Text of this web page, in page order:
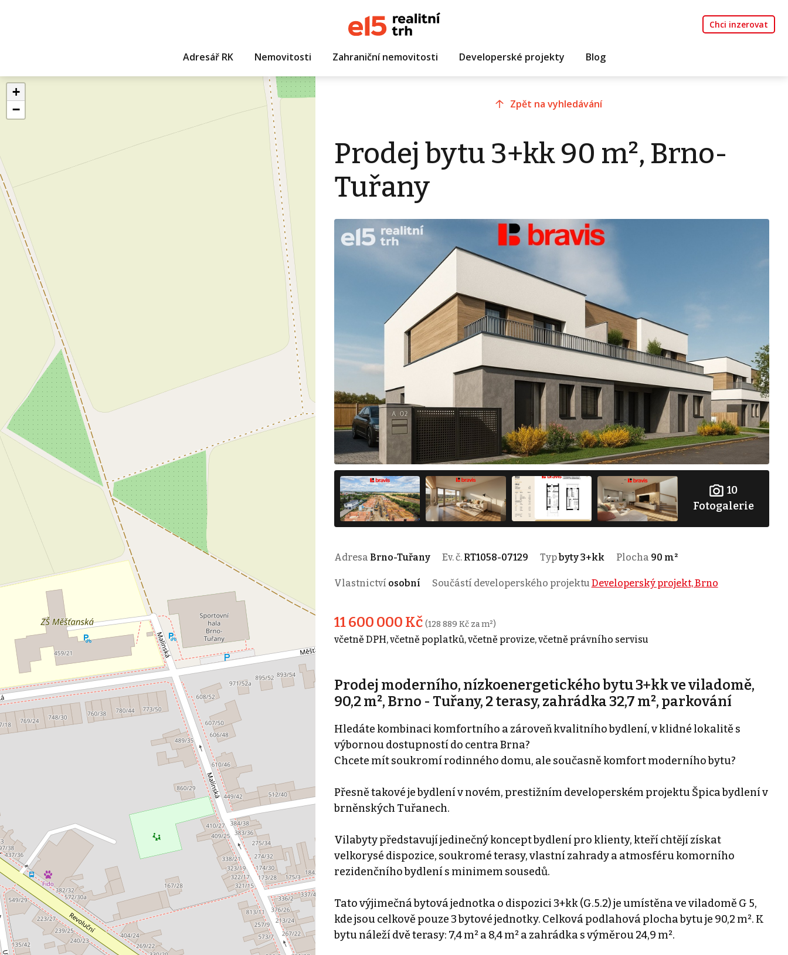
Chci inzerovat
Adresář RK Nemovitosti Zahraniční nemovitosti Developerské projekty Blog
+
−
Zpět na vyhledávání
Prodej bytu 3+kk 90 m², Brno-
Tuřany
10
Fotogalerie
Adresa Brno-Tuřany Ev. č. RT1058-07129 Typbyty 3+kk Plocha 90 m²
Vlastnictví osobní Součástí developerského projektu Developerský projekt, Brno
11 600 000 Kč (128 889 Kč za m²)
včetně DPH, včetně poplatků, včetně provize, včetně právního servisu
Prodej moderního, nízkoenergetického bytu 3+kk ve viladomě,
90,2 m², Brno - Tuřany, 2 terasy, zahrádka 32,7 m², parkování
Hledáte kombinaci komfortního a zároveň kvalitního bydlení, v klidné lokalitě s
výbornou dostupností do centra Brna?
Chcete mít soukromí rodinného domu, ale současně komfort moderního bytu?
Přesně takové je bydlení v novém, prestižním developerském projektu Špica bydlení v
brněnských Tuřanech.
Vilabyty představují jedinečný koncept bydlení pro klienty, kteří chtějí získat
velkorysé dispozice, soukromé terasy, vlastní zahrady a atmosféru komorního
rezidenčního bydlení s minimem sousedů.
Tato výjimečná bytová jednotka o dispozici 3+kk (G.5.2) je umístěna ve viladomě G 5,
kde jsou celkově pouze 3 bytové jednotky. Celková podlahová plocha bytu je 90,2 m². K
bytu náleží dvě terasy: 7,4 m² a 8,4 m² a zahrádka s výměrou 24,9 m².